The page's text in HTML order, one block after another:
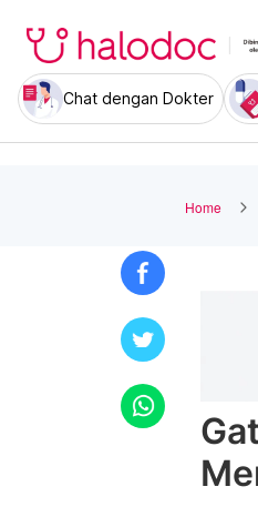
Chat dengan Dokter
Home